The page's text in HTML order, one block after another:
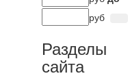
руб
Разделы
сайта